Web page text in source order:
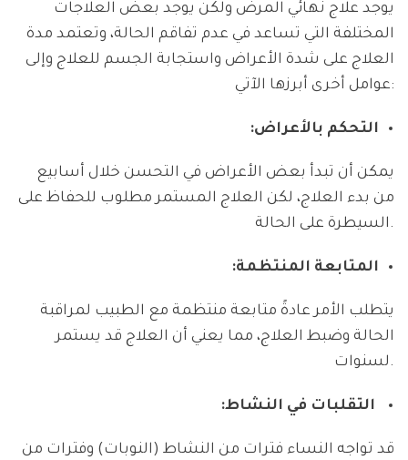
يوجد علاج نهائي المرض ولكن يوجد بعض العلاجات
المختلفة التي تساعد في عدم تفاقم الحالة، وتعتمد مدة
العلاج على شدة الأعراض واستجابة الجسم للعلاج وإلى
عوامل أخرى أبرزها الآتي:
التحكم بالأعراض:
يمكن أن تبدأ بعض الأعراض في التحسن خلال أسابيع
من بدء العلاج، لكن العلاج المستمر مطلوب للحفاظ على
السيطرة على الحالة.
المتابعة المنتظمة:
يتطلب الأمر عادةً متابعة منتظمة مع الطبيب لمراقبة
الحالة وضبط العلاج، مما يعني أن العلاج قد يستمر
لسنوات.
التقلبات في النشاط:
قد تواجه النساء فترات من النشاط (النوبات) وفترات من